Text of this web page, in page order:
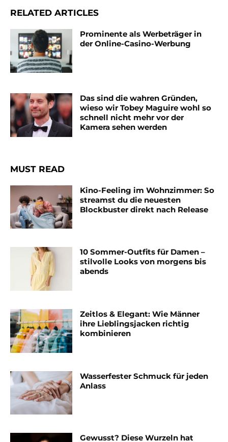
RELATED ARTICLES
Prominente als Werbeträger in
der Online-Casino-Werbung
Das sind die wahren Gründen,
wieso wir Tobey Maguire wohl so
schnell nicht mehr vor der
Kamera sehen werden
MUST READ
Kino-Feeling im Wohnzimmer: So
streamst du die neuesten
Blockbuster direkt nach Release
10 Sommer-Outfits für Damen –
stilvolle Looks von morgens bis
abends
Zeitlos & Elegant: Wie Männer
ihre Lieblingsjacken richtig
kombinieren
Wasserfester Schmuck für jeden
Anlass
Gewusst? Diese Wurzeln hat